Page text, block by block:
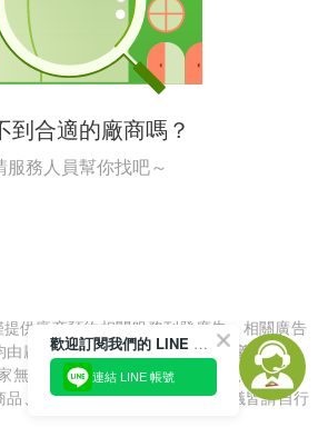
到合適的廠商嗎？
服務人員幫你找吧～
供廠商預約相關服務刊登廣告，相關廣告
由廠商自行提供，與信義房屋/信義居家無
無法擔保廠商廣告內容的正確性、可信度
品、服務品質負責，所生任何爭議皆請自行
歡迎訂閱我們的 LINE 官方帳號
連結 LINE 帳號